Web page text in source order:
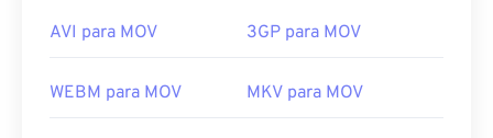
AVI para MOV 3GP para MOV
WEBM para MOV MKV para MOV